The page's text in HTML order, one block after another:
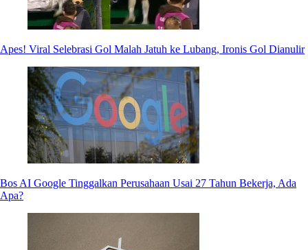
Apes! Viral Selebrasi Gol Malah Jatuh ke Lubang, Ironis Gol Dianulir
Bos AI Google Tinggalkan Perusahaan Usai 27 Tahun Bekerja, Ada
Apa?